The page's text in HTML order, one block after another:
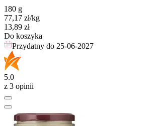
180 g
77,17 zł/kg
Cena
13,89 zł
Do koszyka
Przydatny do 25-06-2027
5.0
z 3 opinii